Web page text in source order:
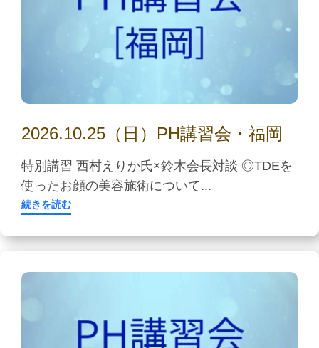
2026.10.25（日）PH講習会・福岡
特別講習 西村えりか氏×鈴木会長対談 ◎TDEを
使ったお顔の美容施術について...
続きを読む